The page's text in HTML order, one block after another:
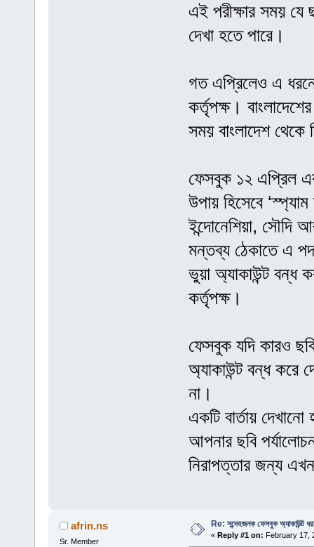
এই পরীক্ষার সময় যে
দেখা হতে পারে।
গত এপ্রিলেও এ
কর্তৃপক্ষ।
সময় বাংলাদেশ থেকে
ফেসবুক ১২ এপ্রিল এক
উপায় হিসেবে
ইন্দোনেশিয়া,
মন্তব্য ঠেকাতে এ
ভুয়া অ্যাকাউন্ট বন্ধ
কর্তৃপক্ষ।
ফেসবুক যদি কারও
অ্যাকাউন্ট বন্ধ করে
না।
একটি বার্তায়
আপনার ছবি
নিরাপত্তার জন্য
afrin.ns
Sr. Member
Re: সন্দেহজনক ফেসবুক অ্যাকাউন্ট
« Reply #1 on: February 17,